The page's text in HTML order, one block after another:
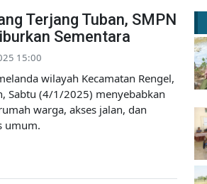
Terjang Tuban, SMPN
Sementara
15:00
wilayah Kecamatan Rengel,
Sabtu (4/1/2025) menyebabkan
warga, akses jalan, dan
umum.